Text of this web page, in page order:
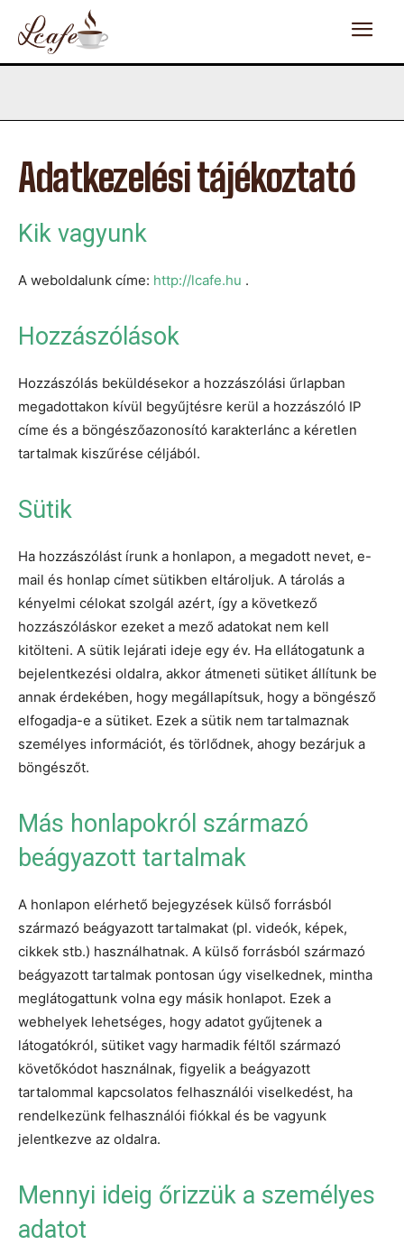
Adatkezelési tájékoztató
Kik vagyunk
A weboldalunk címe: http://lcafe.hu .
Hozzászólások
Hozzászólás beküldésekor a hozzászólási űrlapban
megadottakon kívül begyűjtésre kerül a hozzászóló IP
címe és a böngészőazonosító karakterlánc a kéretlen
tartalmak kiszűrése céljából.
Sütik
Ha hozzászólást írunk a honlapon, a megadott nevet, e-
mail és honlap címet sütikben eltároljuk. A tárolás a
kényelmi célokat szolgál azért, így a következő
hozzászóláskor ezeket a mező adatokat nem kell
kitölteni. A sütik lejárati ideje egy év. Ha ellátogatunk a
bejelentkezési oldalra, akkor átmeneti sütiket állítunk be
annak érdekében, hogy megállapítsuk, hogy a böngésző
elfogadja-e a sütiket. Ezek a sütik nem tartalmaznak
személyes információt, és törlődnek, ahogy bezárjuk a
böngészőt.
Más honlapokról származó
beágyazott tartalmak
A honlapon elérhető bejegyzések külső forrásból
származó beágyazott tartalmakat (pl. videók, képek,
cikkek stb.) használhatnak. A külső forrásból származó
beágyazott tartalmak pontosan úgy viselkednek, mintha
meglátogattunk volna egy másik honlapot. Ezek a
webhelyek lehetséges, hogy adatot gyűjtenek a
látogatókról, sütiket vagy harmadik féltől származó
követőkódot használnak, figyelik a beágyazott
tartalommal kapcsolatos felhasználói viselkedést, ha
rendelkezünk felhasználói fiókkal és be vagyunk
jelentkezve az oldalra.
Mennyi ideig őrizzük a személyes
adatot